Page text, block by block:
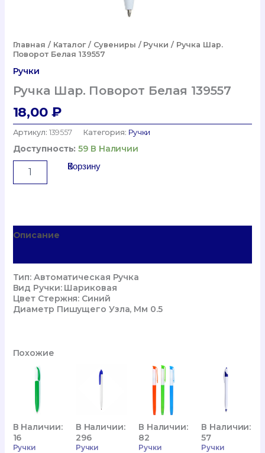
Главная / Каталог/ Сувениры / Ручки / Ручка Шар.
Поворот Белая 139557
Ручки
Ручка Шар. Поворот Белая 139557
18,00 ₽
Артикул: 139557 Категория: Ручки
Доступность: 59 В Наличии
Количество
Товара
Белая
139557
В Корзину
Описание
Тип: Автоматическая Ручка
Вид Ручки: Шариковая
Цвет Стержня: Синий
Диаметр Пишущего Узла, Мм 0.5
Похожие
В Наличии:
16
Ручки
В Наличии:
296
Ручки
В Наличии:
82
Ручки
В Наличии:
57
Ручки